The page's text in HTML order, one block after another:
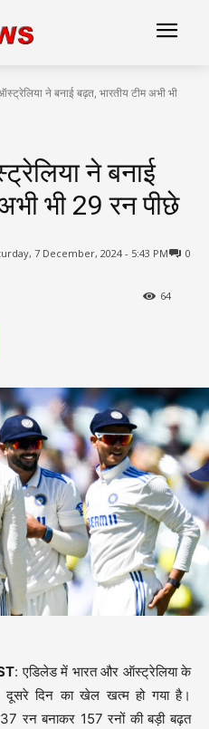
ने बनाई बढ़त, भारतीय टीम अभी भी
ने बनाई
भी 29 रन पीछे
7 December, 2024 - 5:43 PM 0
64
: एडिलेड में भारत और ऑस्ट्रेलिया के
दिन का खेल खत्म हो गया है।
रन बनाकर 157 रनों की बड़ी बढ़त